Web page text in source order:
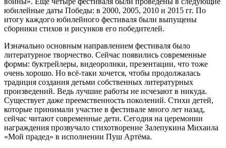
юбилейные даты Победы: в 2000, 2005, 2010 и 2015 гг. По
итогу каждого юбилейного фестиваля были выпущены
сборники стихов и рисунков его победителей.
Изначально основным направлением фестиваля было
литературное творчество. Сейчас появились современные
формы: буктрейлеры, видеоролики, презентации, что тоже
очень хорошо. Но всё-таки хочется, чтобы продолжалась
традиция создания детьми собственных литературных
произведений. Ведь лучшие работы не исчезают в никуда.
Существует даже преемственность поколений. Стихи детей,
которые принимали участие в фестивале много лет назад,
сейчас читают современные дети. Сегодня на церемонии
награждения прозвучало стихотворение Залепукина Михаила
«Мой прадед» в исполнении Пуш Артёма.